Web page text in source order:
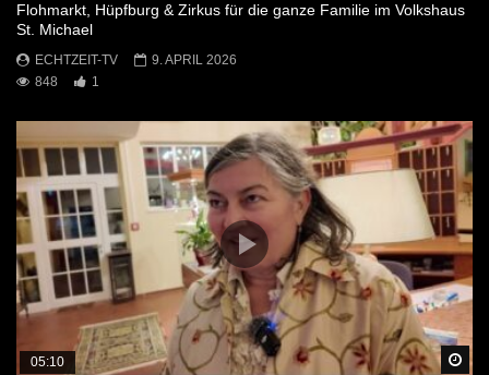
Flohmarkt, Hüpfburg & Zirkus für die ganze Familie im Volkshaus
St. Michael
ECHTZEIT-TV
9. APRIL 2026
848
1
05:10